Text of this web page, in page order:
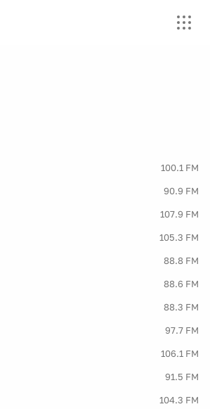
100.1 FM
90.9 FM
107.9 FM
105.3 FM
88.8 FM
88.6 FM
88.3 FM
97.7 FM
106.1 FM
91.5 FM
104.3 FM